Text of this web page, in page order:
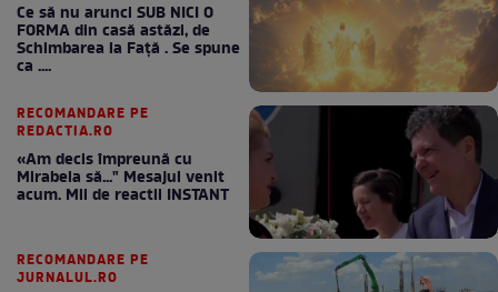
Ce să nu arunci SUB NICI O
FORMA din casă astăzi, de
Schimbarea la Față . Se spune
ca ....
RECOMANDARE PE
REDACTIA.RO
«Am decis împreună cu
Mirabela să..." Mesajul venit
acum. Mii de reactii INSTANT
RECOMANDARE PE
JURNALUL.RO